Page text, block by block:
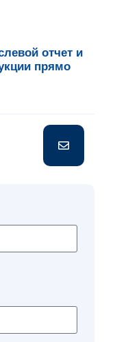
отчет и
прямо